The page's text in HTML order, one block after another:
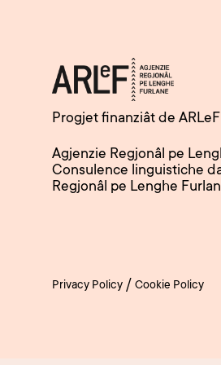
Progjet finanziât de ARLeF
Agjenzie Regjonâl pe
Consulence linguistiche
Regjonâl pe Lenghe
Privacy Policy / Cookie Policy